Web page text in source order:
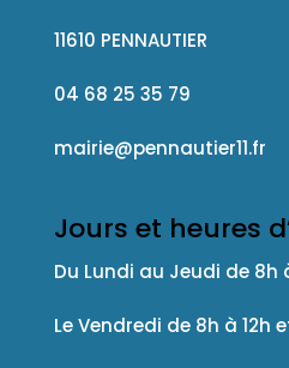
11610 PENNAUTIER
04 68 25 35 79
mairie@pennautier11.fr
Jours et heures
Du Lundi au Jeudi de 8h
Le Vendredi de 8h à 12h